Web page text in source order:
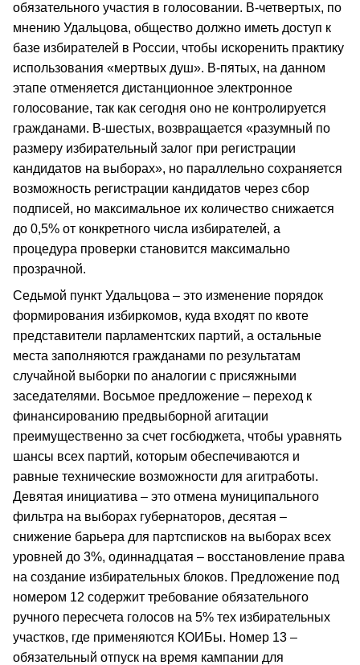
обязательного участия в голосовании. В-четвертых, по
мнению Удальцова, общество должно иметь доступ к
базе избирателей в России, чтобы искоренить практику
использования «мертвых душ». В-пятых, на данном
этапе отменяется дистанционное электронное
голосование, так как сегодня оно не контролируется
гражданами. В-шестых, возвращается «разумный по
размеру избирательный залог при регистрации
кандидатов на выборах», но параллельно сохраняется
возможность регистрации кандидатов через сбор
подписей, но максимальное их количество снижается
до 0,5% от конкретного числа избирателей, а
процедура проверки становится максимально
прозрачной.
Седьмой пункт Удальцова – это изменение порядок
формирования избиркомов, куда входят по квоте
представители парламентских партий, а остальные
места заполняются гражданами по результатам
случайной выборки по аналогии с присяжными
заседателями. Восьмое предложение – переход к
финансированию предвыборной агитации
преимущественно за счет госбюджета, чтобы уравнять
шансы всех партий, которым обеспечиваются и
равные технические возможности для агитработы.
Девятая инициатива – это отмена муниципального
фильтра на выборах губернаторов, десятая –
снижение барьера для партсписков на выборах всех
уровней до 3%, одиннадцатая – восстановление права
на создание избирательных блоков. Предложение под
номером 12 содержит требование обязательного
ручного пересчета голосов на 5% тех избирательных
участков, где применяются КОИБы. Номер 13 –
обязательный отпуск на время кампании для